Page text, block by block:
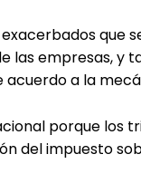
que
las empresas, y
a la
porque los
del impuesto